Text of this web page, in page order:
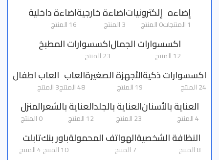
إضاءه
1 المنتجات
إلكترونيات
0 المنتج
اضاءة خارجية
3 المنتج
اضاءة داخلية
16 المنتج
اكسسوارات الجمال
12 المنتج
اكسسوارات المطبخ
23 المنتج
اكسسوارات ذكية
24 المنتج
الأجهزة الصغيرة
19 المنتج
العاب
48 المنتج
العاب اطفال
3 المنتج
العناية بالأسنان
4 المنتج
العناية بالجلد
23 المنتج
العناية بالشعر
12 المنتج
المنزل
0 المنتج
النظافة الشخصية
8 المنتج
الهواتف المحمولة
7 المنتج
باور بنك
10 المنتج
تابلت
4 المنتج